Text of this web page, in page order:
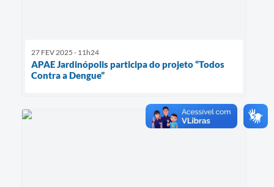
27 FEV 2025 - 11h24
APAE Jardinópolis participa do projeto “Todos
Contra a Dengue”